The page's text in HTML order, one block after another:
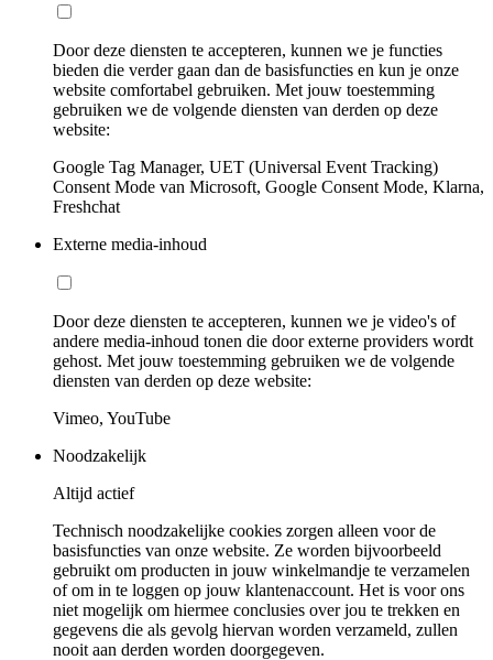
Door deze diensten te accepteren, kunnen we je functies
bieden die verder gaan dan de basisfuncties en kun je onze
website comfortabel gebruiken. Met jouw toestemming
gebruiken we de volgende diensten van derden op deze
website:
Google Tag Manager, UET (Universal Event Tracking)
Consent Mode van Microsoft, Google Consent Mode, Klarna,
Freshchat
Externe media-inhoud
Door deze diensten te accepteren, kunnen we je video's of
andere media-inhoud tonen die door externe providers wordt
gehost. Met jouw toestemming gebruiken we de volgende
diensten van derden op deze website:
Vimeo, YouTube
Noodzakelijk
Altijd actief
Technisch noodzakelijke cookies zorgen alleen voor de
basisfuncties van onze website. Ze worden bijvoorbeeld
gebruikt om producten in jouw winkelmandje te verzamelen
of om in te loggen op jouw klantenaccount. Het is voor ons
niet mogelijk om hiermee conclusies over jou te trekken en
gegevens die als gevolg hiervan worden verzameld, zullen
nooit aan derden worden doorgegeven.